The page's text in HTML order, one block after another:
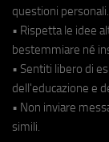
questioni personali.
• Rispetta le idee
bestemmiare né
• Sentiti libero di
dell'educazione e
• Non inviare
simili.